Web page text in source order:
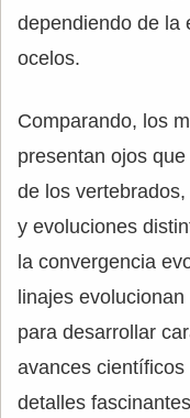
dependiendo de la
ocelos.
Comparando, los
presentan ojos
de los
y evoluciones
la convergencia
linajes
para desarrollar
avances
detalles